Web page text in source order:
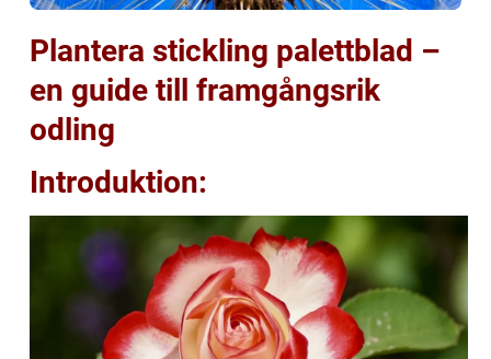
Plantera stickling palettblad –
en guide till framgångsrik
odling
Introduktion: